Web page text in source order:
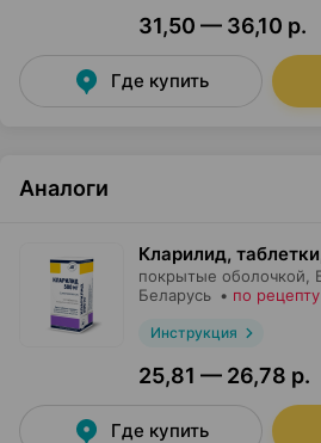
31,50 — 36,10 р.
Где купить
Аналоги
Кларилид, таблетки
покрытые оболочкой,
Беларусь • по рецепту
Инструкция
25,81 — 26,78 р.
Где купить